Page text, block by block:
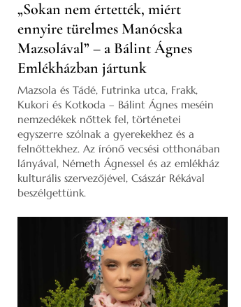
„Sokan nem értették, miért
ennyire türelmes Manócska
Mazsolával” – a Bálint Ágnes
Emlékházban jártunk
Mazsola és Tádé, Futrinka utca, Frakk,
Kukori és Kotkoda – Bálint Ágnes meséin
nemzedékek nőttek fel, történetei
egyszerre szólnak a gyerekekhez és a
felnőttekhez. Az írónő vecsési otthonában
lányával, Németh Ágnessel és az emlékház
kulturális szervezőjével, Császár Rékával
beszélgettünk.